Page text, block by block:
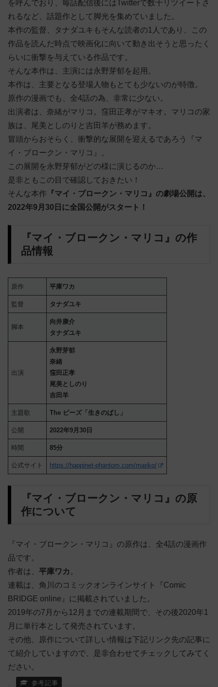
を呼んでおり、毎話配信後にはTwitterで数千リツイートさ
れるなど、話題作として脚光を集めていました。
本作の監督、タナダユキもそんな読者の1人であり、この
作品を読んだ時点で映画化に向いて動き出そうと思ったく
らいに衝撃を与えている作品です。
そんな本作は、主演には永野芽郁を起用。
本作は、主要となる登場人物もとても少ないのが特徴。
原作の漫画でも、全4話の為、非常に少ない。
出演者は、奈緒がマリコ。窪田正孝がマキオ。マリコの家
族は、尾美としのりと吉田羊が務めます。
冒頭からおそらく、衝撃的な展開を迎えるであろう『マ
イ・ブロークン・マリコ』。
この展開を永野芽郁がどの様に演じるのか…
是非ともこの目で確認しておきたい！
そんな本作 『マイ・ブロークン・マリコ』の劇場公開は、
2022年9月30日に全国公開がスタート！
『マイ・ブロークン・マリコ』の作
品情報
原作 平庫ワカ
監督 タナダユキ
脚本
向井康介
タナダユキ
出演
永野芽郁
奈緒
窪田正孝
尾美としのり
吉田羊
主題歌 The ピーズ「生きのばし」
公開 2022年9月30日
時間 85分
公式サイト https://happinet-phantom.com/mariko/
『マイ・ブロークン・マリコ』の原
作について
『マイ・ブロークン・マリコ』の原作は、全4話の漫画作
品です。
作者は、 平庫ワカ 。
連載は、角川のコミックオンラインサイト『Comic
BRIDGE online』に掲載されていました。
2019年の7月から12月までの連載期間で、その後2020年1
月に単行本として発売されています。
その他、原作について詳しい情報は下記リンク先の記事に
て紹介していますので、是非合わせてチェックしてみてく
ださい。